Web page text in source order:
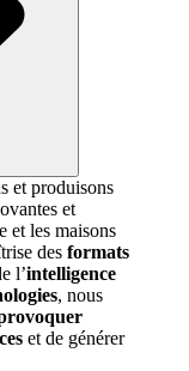
et produisons
et
et les maisons
des formats
l’intelligence
, nous
et de générer